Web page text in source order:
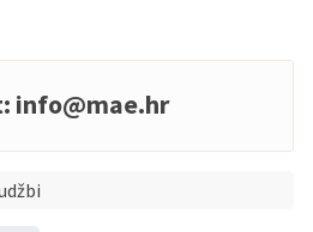
info@mae.hr